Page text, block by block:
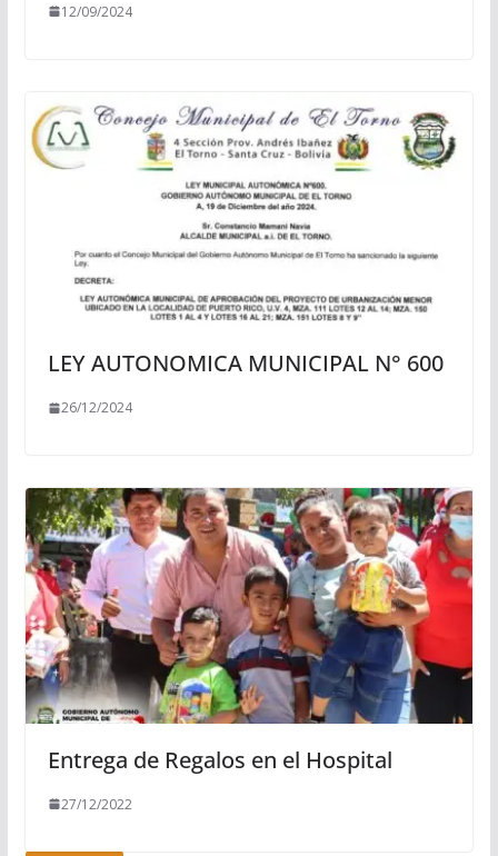
12/09/2024
LEY AUTONOMICA MUNICIPAL N° 600
26/12/2024
Entrega de Regalos en el Hospital
27/12/2022